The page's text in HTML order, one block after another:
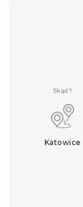
Skąd?
Katowice